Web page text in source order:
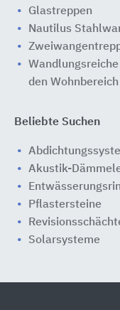
Glastreppen
Nautilus
den Wohnbereich
Beliebte Suchen
Akustik-
Pflastersteine
Solarsysteme